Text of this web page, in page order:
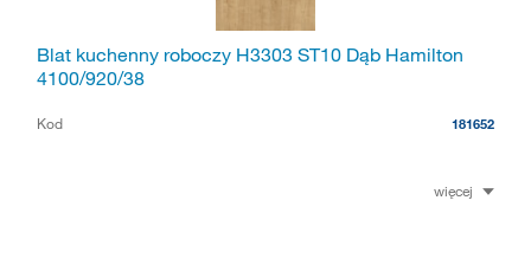
Blat kuchenny roboczy H3303 ST10 Dąb Hamilton
4100/920/38
Kod 181652
więcej